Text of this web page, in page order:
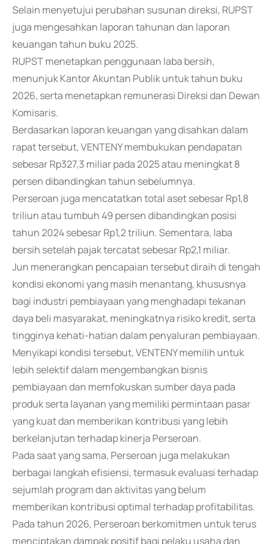
Selain menyetujui perubahan susunan direksi, RUPST
juga mengesahkan laporan tahunan dan laporan
keuangan tahun buku 2025.
RUPST menetapkan penggunaan laba bersih,
menunjuk Kantor Akuntan Publik untuk tahun buku
2026, serta menetapkan remunerasi Direksi dan Dewan
Komisaris.
Berdasarkan laporan keuangan yang disahkan dalam
rapat tersebut, VENTENY membukukan pendapatan
sebesar Rp327,3 miliar pada 2025 atau meningkat 8
persen dibandingkan tahun sebelumnya.
Perseroan juga mencatatkan total aset sebesar Rp1,8
triliun atau tumbuh 49 persen dibandingkan posisi
tahun 2024 sebesar Rp1,2 triliun. Sementara, laba
bersih setelah pajak tercatat sebesar Rp2,1 miliar.
Jun menerangkan pencapaian tersebut diraih di tengah
kondisi ekonomi yang masih menantang, khususnya
bagi industri pembiayaan yang menghadapi tekanan
daya beli masyarakat, meningkatnya risiko kredit, serta
tingginya kehati-hatian dalam penyaluran pembiayaan.
Menyikapi kondisi tersebut, VENTENY memilih untuk
lebih selektif dalam mengembangkan bisnis
pembiayaan dan memfokuskan sumber daya pada
produk serta layanan yang memiliki permintaan pasar
yang kuat dan memberikan kontribusi yang lebih
berkelanjutan terhadap kinerja Perseroan.
Pada saat yang sama, Perseroan juga melakukan
berbagai langkah efisiensi, termasuk evaluasi terhadap
sejumlah program dan aktivitas yang belum
memberikan kontribusi optimal terhadap profitabilitas.
Pada tahun 2026, Perseroan berkomitmen untuk terus
menciptakan dampak positif bagi pelaku usaha dan